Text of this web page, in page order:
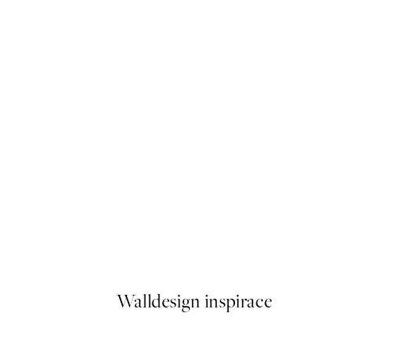
Walldesign inspirace